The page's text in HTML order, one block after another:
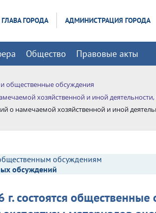
ГЛАВА ГОРОДА АДМИНИСТРАЦИЯ ГОРОДА
Общество Правовые акты
общественные обсуждения
хозяйственной и иной деятельности,
о намечаемой хозяйственной и иной
обсуждениям
обсуждений
состоятся